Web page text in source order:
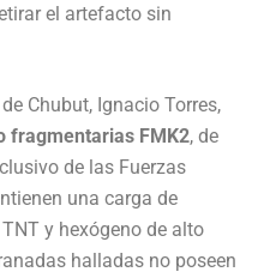
el artefacto sin
Chubut, Ignacio Torres,
fragmentarias FMK2, de
de las Fuerzas
una carga de
y hexógeno de alto
halladas no poseen